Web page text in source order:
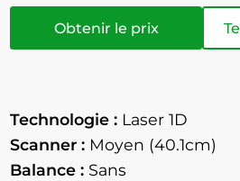
Obtenir le prix
Technologie : Laser 1D
Scanner : Moyen (40.1cm)
Balance : Sans